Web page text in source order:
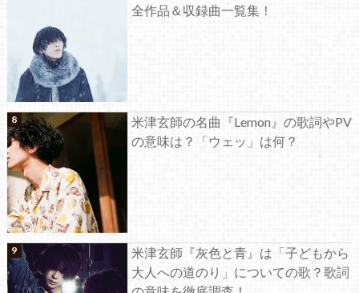
全作品＆収録曲一覧集！
米津玄師の名曲『Lemon』の歌詞やPV
の意味は？「ウェッ」は何？
米津玄師『灰色と青』は「子どもから
大人への道のり」についての歌？歌詞